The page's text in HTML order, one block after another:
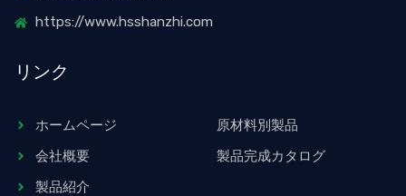
https://www.hsshanzhi.com
リンク
ホームページ
会社概要
製品紹介
原材料別製品
製品完成カタログ